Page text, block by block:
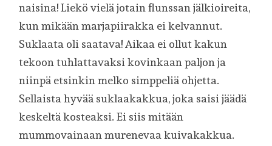
naisina! Liekö vielä jotain flunssan jälkioireita,
kun mikään marjapiirakka ei kelvannut.
Suklaata oli saatava! Aikaa ei ollut kakun
tekoon tuhlattavaksi kovinkaan paljon ja
niinpä etsinkin melko simppeliä ohjetta.
Sellaista hyvää suklaakakkua, joka saisi jäädä
keskeltä kosteaksi. Ei siis mitään
mummovainaan murenevaa kuivakakkua.